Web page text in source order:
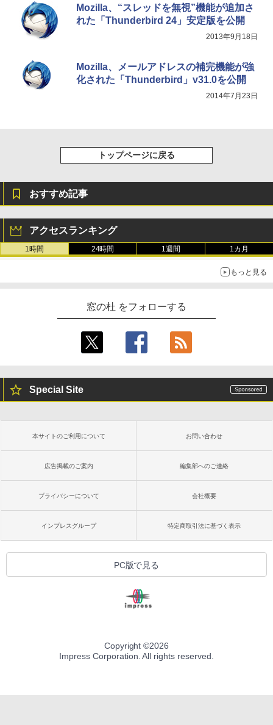
整、色調調節ライト、プレミアムペン付
き、グラファイト
Mozilla、“スレッドを無視”機能が追加さ
れた「Thunderbird 24」安定版を公開
2013年9月18日
Mozilla、メールアドレスの補完機能が強
化された「Thunderbird」v31.0を公開
2014年7月23日
トップページに戻る
おすすめ記事
アクセスランキング
1時間 24時間 1週間 1カ月
もっと見る
窓の杜 をフォローする
Special Site
本サイトのご利用について お問い合わせ
広告掲載のご案内 編集部へのご連絡
プライバシーについて 会社概要
インプレスグループ 特定商取引法に基づく表示
PC版で見る
Copyright ©2026
Impress Corporation. All rights reserved.